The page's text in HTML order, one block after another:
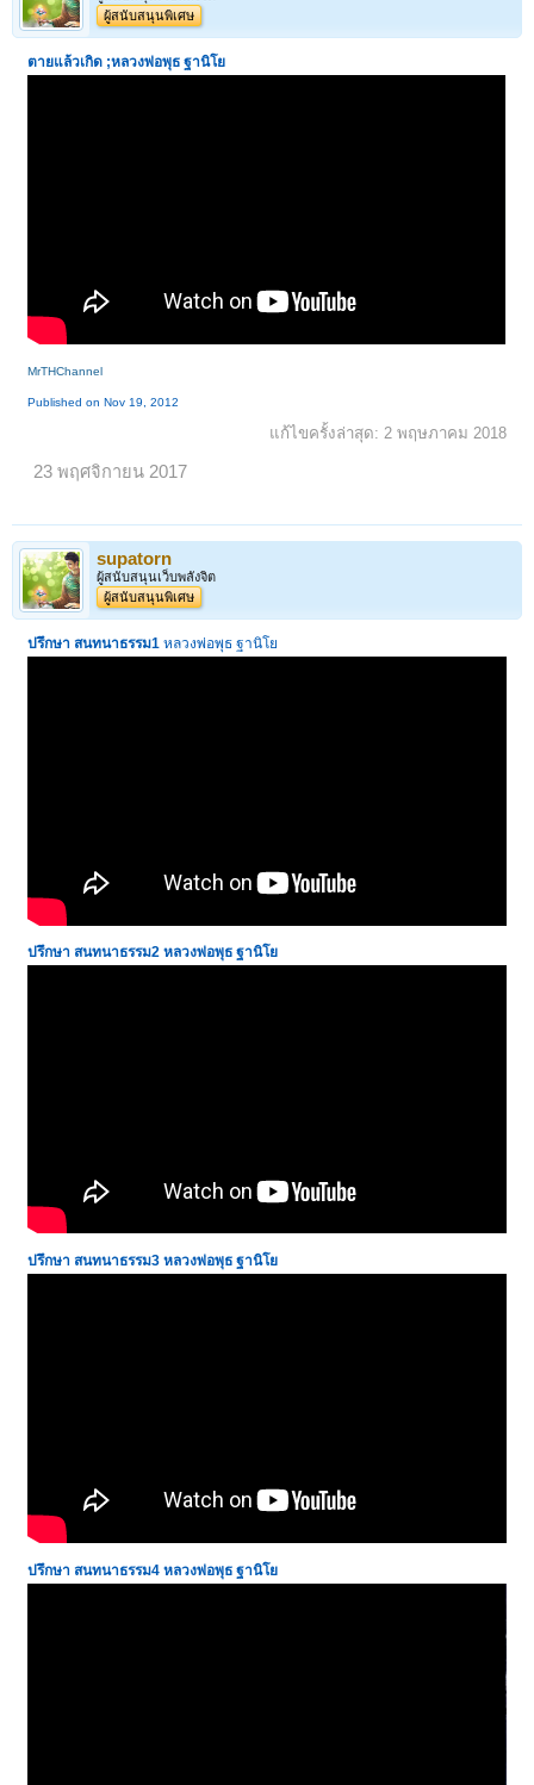
ผู้สนับสนุนพิเศษ
ตายแล้วเกิด ;หลวงพ่อพุธ ฐานิโย
MrTHChannel
Published on Nov 19, 2012
แก้ไขครั้งล่าสุด: 2 พฤษภาคม 2018
23 พฤศจิกายน 2017
supatorn
ผู้สนับสนุนเว็บพลังจิต
ผู้สนับสนุนพิเศษ
ปรึกษา สนทนาธรรม1หลวงพ่อพุธ ฐานิโย
ปรึกษา สนทนาธรรม2 หลวงพ่อพุธ ฐานิโย
ปรึกษา สนทนาธรรม3 หลวงพ่อพุธ ฐานิโย
ปรึกษา สนทนาธรรม4 หลวงพ่อพุธ ฐานิโย